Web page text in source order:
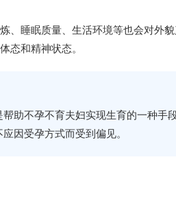
、睡眠质量、生活环境等也会对外
态和精神状态。
助不孕不育夫妇实现生育的一种手
因受孕方式而受到偏见。